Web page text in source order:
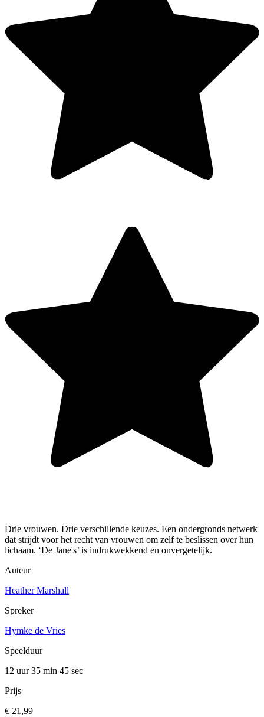
Drie vrouwen. Drie verschillende keuzes. Een ondergronds netwerk
dat strijdt voor het recht van vrouwen om zelf te beslissen over hun
lichaam. ‘De Jane's’ is indrukwekkend en onvergetelijk.
Auteur
Heather Marshall
Spreker
Hymke de Vries
Speelduur
12 uur 35 min 45 sec
Prijs
€ 21,99